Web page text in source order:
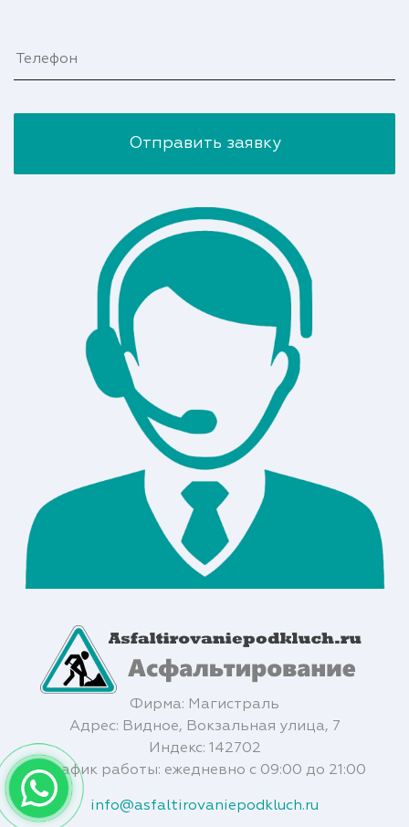
Фирма: Магистраль
Адрес: Видное, Вокзальная улица, 7
Индекс: 142702
График работы: ежедневно с 09:00 до 21:00
info@asfaltirovaniepodkluch.ru